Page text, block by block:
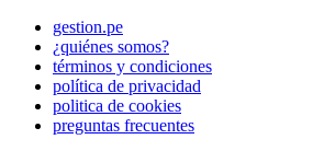
gestion.pe
¿quiénes somos?
términos y condiciones
política de privacidad
politica de cookies
preguntas frecuentes